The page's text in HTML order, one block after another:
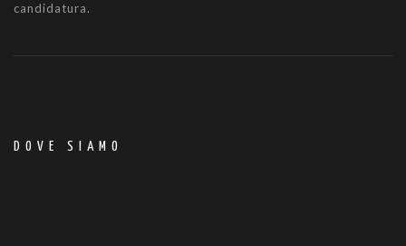
candidatura.
DOVE SIAMO